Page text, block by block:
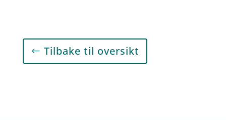
Tilbake til oversikt